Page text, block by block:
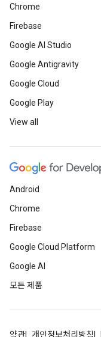
Chrome
Firebase
Google AI Studio
Google Antigravity
Google Cloud
Google Play
View all
Android
Chrome
Firebase
Google Cloud Platform
Google AI
모든 제품
약관 개인정보처리방침